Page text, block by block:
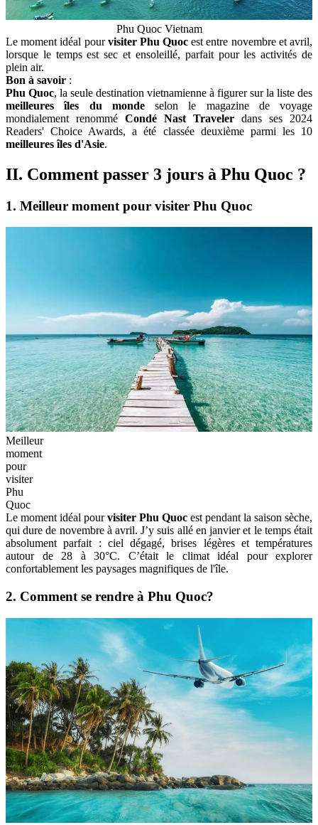
Phu Quoc Vietnam
Le moment idéal pourvisiter Phu Quoc est entre novembre et avril,
lorsque le temps est sec et ensoleillé, parfait pour les activités de
plein air.
Bon à savoir :
Phu Quoc, la seule destination vietnamienne à figurer sur la liste des
meilleures îles du mondeselon le magazine de voyage
mondialement renommé Condé Nast Traveler dans ses 2024
Readers' Choice Awards, a été classée deuxième parmi les 10
meilleures îles d'Asie.
II. Comment passer 3 jours à Phu Quoc ?
1. Meilleur moment pour visiter Phu Quoc
Meilleur
moment
pour
visiter
Phu
Quoc
Le moment idéal pourvisiter Phu Quoc est pendant la saison sèche,
qui dure de novembre à avril. J’y suis allé en janvier et le temps était
absolument parfait : ciel dégagé, brises légères et températures
autour de 28 à 30°C. C’était le climat idéal pour explorer
confortablement les paysages magnifiques de l'île.
2. Comment se rendre à Phu Quoc?